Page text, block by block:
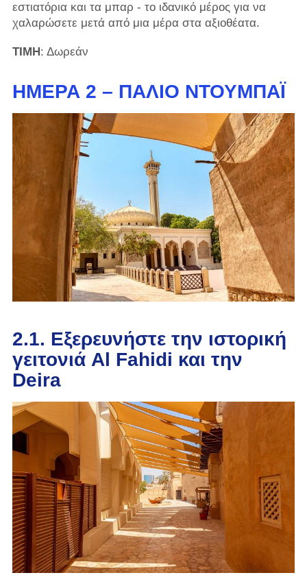
εστιατόρια και τα μπαρ - το ιδανικό μέρος για να
χαλαρώσετε μετά από μια μέρα στα αξιοθέατα.
ΤΙΜΗ: Δωρεάν
ΗΜΈΡΑ 2 – ΠΑΛΙΌ ΝΤΟΥΜΠΆΙ
2.1. Εξερευνήστε την ιστορική
γειτονιά Al Fahidi και την
Deira